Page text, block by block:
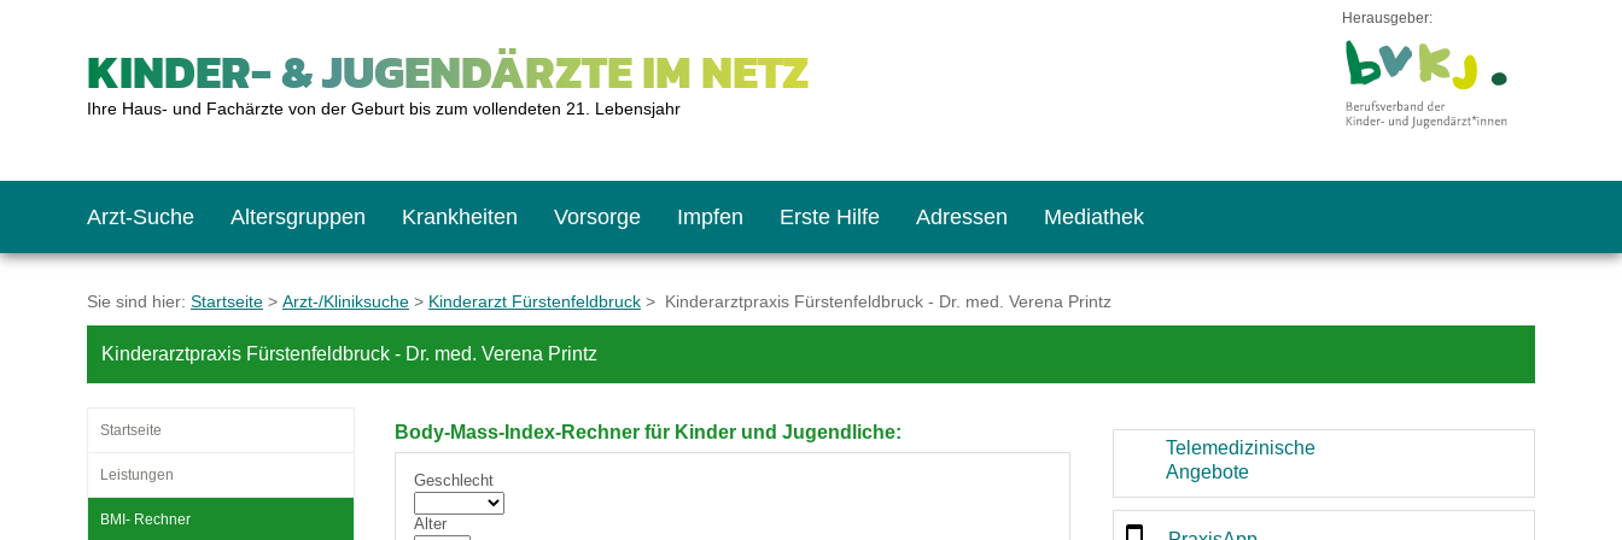
KINDER- & JUGENDÄRZTE IM NETZ
Ihre Haus- und Fachärzte von der Geburt bis zum vollendeten 21. Lebensjahr
Herausgeber:
Arzt-Suche Altersgruppen
Das erste Jahr
Schulkinder
Jugendliche
Krankheiten Vorsorge
Baby: U1 bis U6
Schulkind: U10 bis U11
Teenager: J1 bis J2
Impfen
Impfkalender
Was muss man beachten?
Impfreaktionen
Erste Hilfe
Notrufnummern
Hausapotheke
Sofortmaßnahmen
Adressen
Notdienste
Gesundheitsämter
Link-Tipps
Mediathek
BMI-Rechner
Blutdruckrechner
Wachstum-Rechner
Sie sind hier: Startseite > Arzt-/Kliniksuche > Kinderarzt Fürstenfeldbruck > Kinderarztpraxis Fürstenfeldbruck - Dr. med. Verena Printz
Kinderarztpraxis Fürstenfeldbruck - Dr. med. Verena Printz
Startseite
Leistungen
BMI- Rechner
Body-Mass-Index-Rechner für Kinder und Jugendliche:
Geschlecht
Alter
Telemedizinische
Angebote